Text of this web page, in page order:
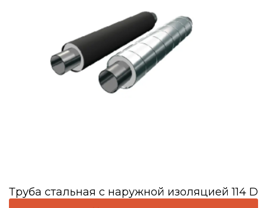
Труба стальная с наружной изоляцией 114 D